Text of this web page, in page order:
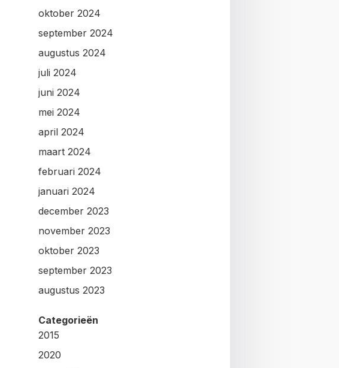
oktober 2024
september 2024
augustus 2024
juli 2024
juni 2024
mei 2024
april 2024
maart 2024
februari 2024
januari 2024
december 2023
november 2023
oktober 2023
september 2023
augustus 2023
Categorieën
2015
2020